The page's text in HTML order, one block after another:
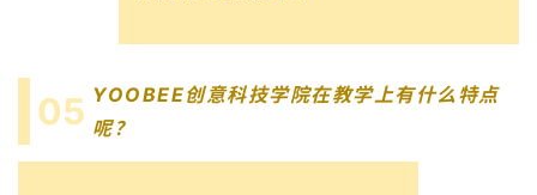
05 YOOBEE创意科技学院在教学上有什么特点
呢？